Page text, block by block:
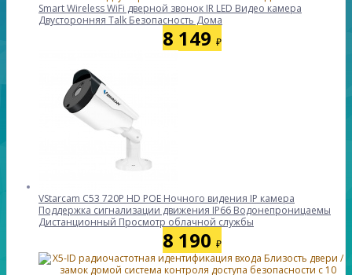
Smart Wireless WiFi дверной звонок IR LED Видео камера
Двусторонняя Talk Безопасность Дома
8 149 ₽
VStarcam C53 720P HD POE Ночного видения IP камера
Поддержка сигнализации движения IP66 Водонепроницаемы
Дистанционный Просмотр облачной службы
8 190 ₽